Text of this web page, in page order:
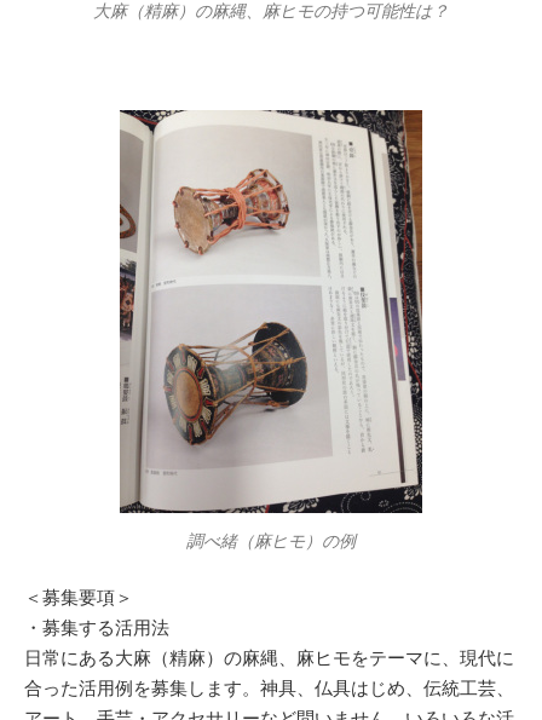
大麻（精麻）の麻縄、麻ヒモの持つ可能性は？
調べ緒（麻ヒモ）の例
＜募集要項＞
・募集する活用法
日常にある大麻（精麻）の麻縄、麻ヒモをテーマに、現代に
合った活用例を募集します。神具、仏具はじめ、伝統工芸、